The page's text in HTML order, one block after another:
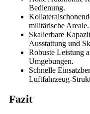
Bedienung.
militärische Areale.
Skalierbare
Ausstattung und
Robuste Leistung
Umgebungen.
Schnelle
Luftfahrzeug-
Fazit